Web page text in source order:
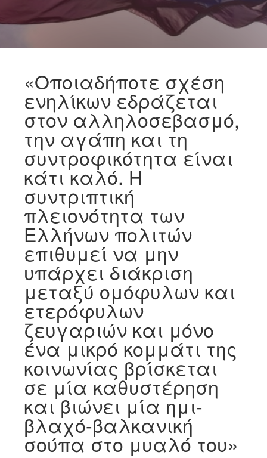
«Οποιαδήποτε σχέση
ενηλίκων εδράζεται
στον αλληλοσεβασμό,
την αγάπη και τη
συντροφικότητα είναι
κάτι καλό. Η
συντριπτική
πλειονότητα των
Ελλήνων πολιτών
επιθυμεί να μην
υπάρχει διάκριση
μεταξύ ομόφυλων και
ετερόφυλων
ζευγαριών και μόνο
ένα μικρό κομμάτι της
κοινωνίας βρίσκεται
σε μία καθυστέρηση
και βιώνει μία ημι-
βλαχό-βαλκανική
σούπα στο μυαλό του»